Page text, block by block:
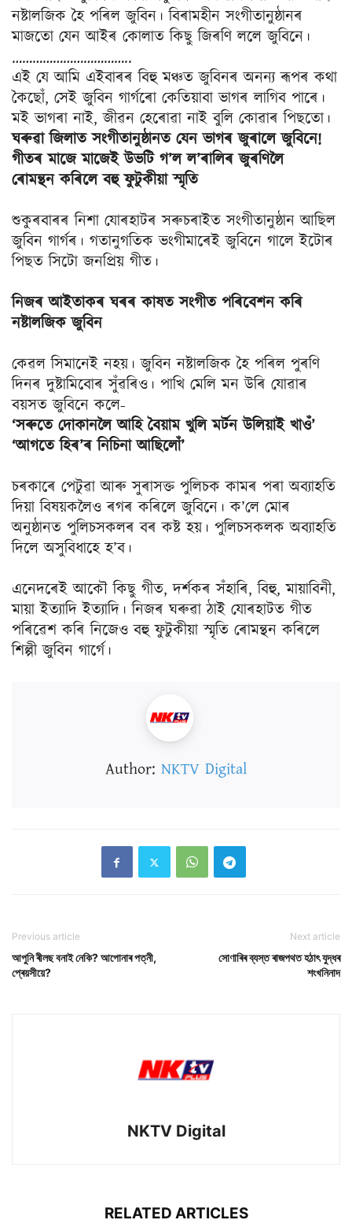
নষ্টালজিক হৈ পৰিল জুবিন। বিৰামহীন সংগীতানুষ্ঠানৰ
মাজতো যেন আইৰ কোলাত কিছু জিৰণি ললে জুবিনে।
……………………………..
এই যে আমি এইবাৰৰ বিহু মঞ্চত জুবিনৰ অনন্য ৰূপৰ কথা
কৈছোঁ, সেই জুবিন গাৰ্গৰো কেতিয়াবা ভাগৰ লাগিব পাৰে।
মই ভাগৰা নাই, জীৱন হেৰোৱা নাই বুলি কোৱাৰ পিছতো।
ঘৰুৱা জিলাত সংগীতানুষ্ঠানত যেন ভাগৰ জুৰালে জুবিনে!
গীতৰ মাজে মাজেই উভটি গ’ল ল’ৰালিৰ জুৰণিলৈ
ৰোমন্থন কৰিলে বহু ফুটুকীয়া স্মৃতি
শুকুৰবাৰৰ নিশা যোৰহাটৰ সৰুচৰাইত সংগীতানুষ্ঠান আছিল
জুবিন গাৰ্গৰ। গতানুগতিক ভংগীমাৰেই জুবিনে গালে ইটোৰ
পিছত সিটো জনপ্ৰিয় গীত।
নিজৰ আইতাকৰ ঘৰৰ কাষত সংগীত পৰিবেশন কৰি
নষ্টালজিক জুবিন
কেৱল সিমানেই নহয়। জুবিন নষ্টালজিক হৈ পৰিল পুৰণি
দিনৰ দুষ্টামিবোৰ সুঁৱৰিও। পাখি মেলি মন উৰি যোৱাৰ
বয়সত জুবিনে কলে-
‘সৰুতে দোকানলৈ আহি বৈয়াম খুলি মৰ্টন উলিয়াই খাওঁ’
‘আগতে হিৰ’ৰ নিচিনা আছিলোঁ’
চৰকাৰে পেটুৱা আৰু সুৰাসক্ত পুলিচক কামৰ পৰা অব্যাহতি
দিয়া বিষয়কলৈও ৰগৰ কৰিলে জুবিনে। ক’লে মোৰ
অনুষ্ঠানত পুলিচসকলৰ বৰ কষ্ট হয়। পুলিচসকলক অব্যাহতি
দিলে অসুবিধাহে হ’ব।
এনেদৰেই আকৌ কিছু গীত, দৰ্শকৰ সঁহাৰি, বিহু, মায়াবিনী,
মায়া ইত্যাদি ইত্যাদি। নিজৰ ঘৰুৱা ঠাই যোৰহাটত গীত
পৰিৱেশ কৰি নিজেও বহু ফুটুকীয়া স্মৃতি ৰোমন্থন কৰিলে
শিল্পী জুবিন গাৰ্গে।
Author: NKTV Digital
Previous article
আপুনি ৰীলছ বনাই নেকি? আপোনাৰ পত্নী,
প্ৰেয়সীয়ে?
Next article
সোণাৰিৰ ব্যস্ত ৰাজপথত হঠাৎ যুদ্ধৰ
শংখনিনাদ
NKTV Digital
RELATED ARTICLES